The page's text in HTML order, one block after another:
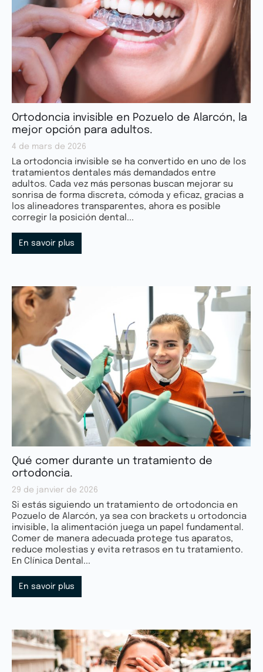
Ortodoncia invisible en Pozuelo de Alarcón, la
mejor opción para adultos.
4 de mars de 2026
La ortodoncia invisible se ha convertido en uno de los
tratamientos dentales más demandados entre
adultos. Cada vez más personas buscan mejorar su
sonrisa de forma discreta, cómoda y eficaz, gracias a
los alineadores transparentes, ahora es posible
corregir la posición dental...
En savoir plus
Qué comer durante un tratamiento de
ortodoncia.
29 de janvier de 2026
Si estás siguiendo un tratamiento de ortodoncia en
Pozuelo de Alarcón, ya sea con brackets u ortodoncia
invisible, la alimentación juega un papel fundamental.
Comer de manera adecuada protege tus aparatos,
reduce molestias y evita retrasos en tu tratamiento.
En Clínica Dental...
En savoir plus